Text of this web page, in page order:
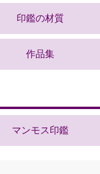
印鑑の材質
作品集
マンモス印鑑